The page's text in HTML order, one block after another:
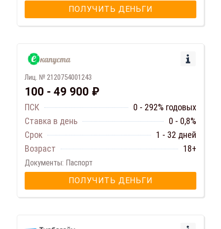
ПОЛУЧИТЬ ДЕНЬГИ
Лиц. № 2120754001243
100 - 49 900 ₽
ПСК
0 - 292% годовых
Ставка в день
0 - 0,8%
Срок
1 - 32 дней
Возраст
18+
Документы: Паспорт
ПОЛУЧИТЬ ДЕНЬГИ